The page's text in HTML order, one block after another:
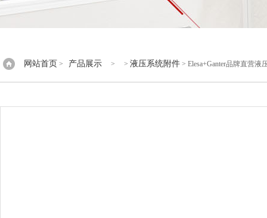
网站首页 > 产品展示 > > 液压系统附件 > Elesa+Ganter品牌直营